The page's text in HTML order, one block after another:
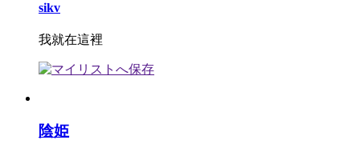
sikv
我就在這裡
陰姫